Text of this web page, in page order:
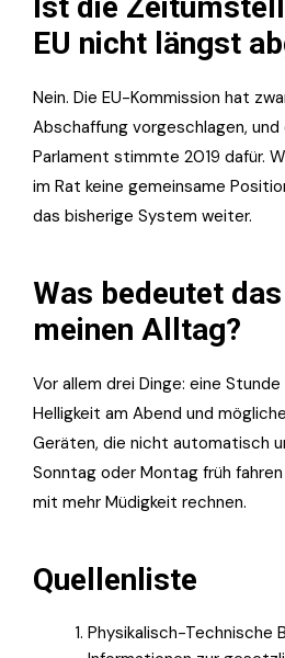
Ist die
EU nicht längst
Nein. Die EU-Kommission hat
Abschaffung vorgeschlagen, und
Parlament stimmte 2019 dafür.
im Rat keine gemeinsame
das bisherige System weiter.
Was bedeutet
meinen Alltag?
Vor allem drei Dinge: eine
Helligkeit am Abend und
Geräten, die nicht automatisch
Sonntag oder Montag früh
mit mehr Müdigkeit rechnen.
Quellenliste
Physikalisch-Technische